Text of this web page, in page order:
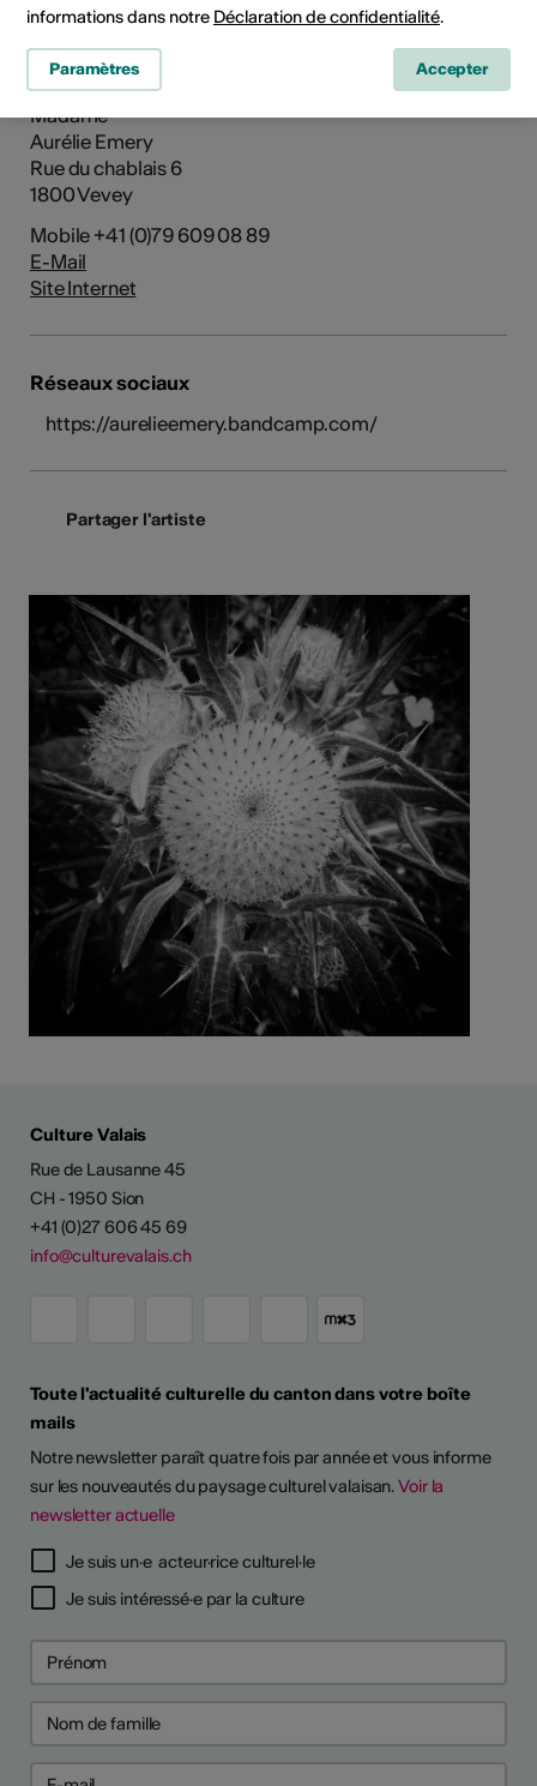
D'ARTISTES
Contact direct
Madame
Aurélie Emery
Rue du chablais 6
1800 Vevey
Mobile +41 (0)79 609 08 89
E-Mail
Site Internet
Réseaux sociaux
https://aurelieemery.bandcamp.com/
Partager l'artiste
Culture Valais
Rue de Lausanne 45
CH - 1950 Sion
+41 (0)27 606 45 69
info@culturevalais.ch
Toute l'actualité culturelle du canton dans votre boîte
mails
Notre newsletter paraît quatre fois par année et vous informe
sur les nouveautés du paysage culturel valaisan.Voir la
newsletter actuelle
Je suis un·e acteur·rice culturel·le
Je suis intéressé·e par la culture
informations dans notre Déclaration de confidentialité.
Paramètres Accepter